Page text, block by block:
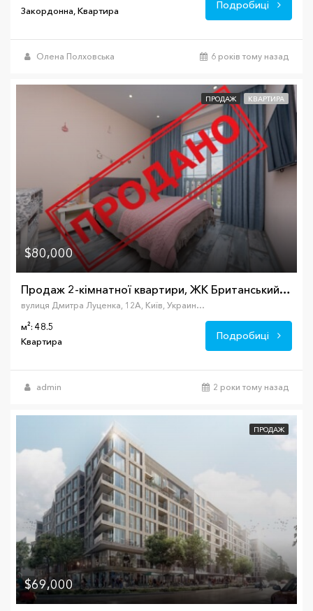
Закордонна, Квартира
Подробиці
Олена Полховська 6 років тому назад
ПРОДАЖ КВАРТИРА
$80,000
Продаж 2-кімнатної квартири, ЖК Британський квартал
вулиця Дмитра Луценка, 12А, Київ, Украина, 03191
м²: 48.5
Квартира
Подробиці
admin 2 роки тому назад
ПРОДАЖ
$69,000